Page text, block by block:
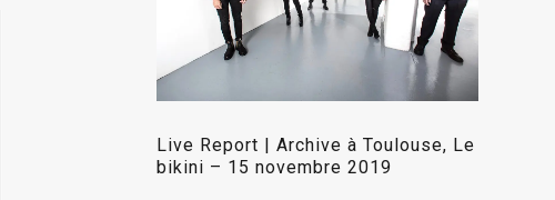
Live Report | Archive à Toulouse, Le
bikini – 15 novembre 2019